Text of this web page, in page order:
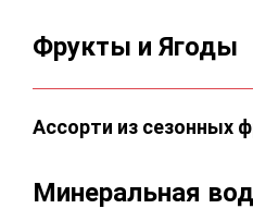
Фрукты и Ягоды
Ассорти из сезонных
Минеральная